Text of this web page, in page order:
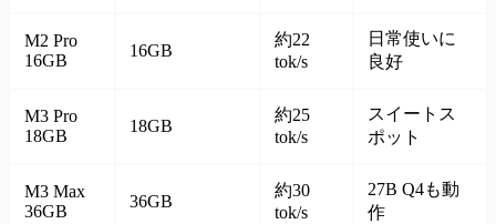
M2 Pro
16GB
16GB
約22
tok/s
日常使いに
良好
M3 Pro
18GB
18GB
約25
tok/s
スイートス
ポット
M3 Max
36GB
36GB
約30
tok/s
27B Q4も動
作